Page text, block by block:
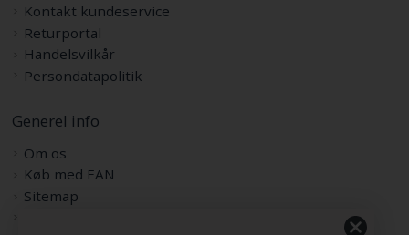
Kontakt kundeservice
Returportal
Handelsvilkår
Persondatapolitik
Generel info
Om os
Køb med EAN
Sitemap